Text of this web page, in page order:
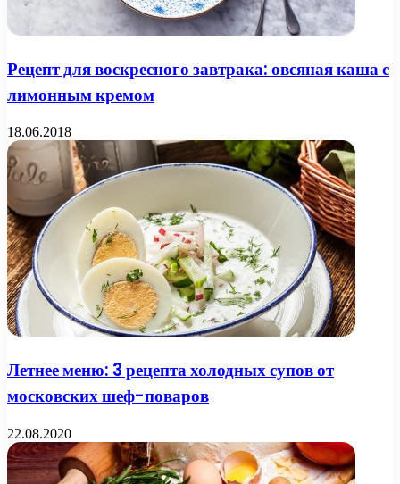
Рецепт для воскресного завтрака: овсяная каша с
лимонным кремом
18.06.2018
Летнее меню: 3 рецепта холодных супов от
московских шеф-поваров
22.08.2020